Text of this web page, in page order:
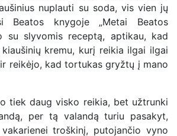
nuplauti su soda, vis vien jų
Beatos knygoje „Metai Beatos
su slyvomis receptą, aptikau, kad
kremu, kurį reikia ilgai ilgai
reikėjo, kad tortukas gryžtų į mano
tiek daug visko reikia, bet užtrunki
per tą valandą turiu pasakyt,
troškinį, putojančio vyno